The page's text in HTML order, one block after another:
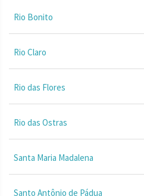
Rio Bonito
Rio Claro
Rio das Flores
Rio das Ostras
Santa Maria Madalena
Santo Antônio de Pádua